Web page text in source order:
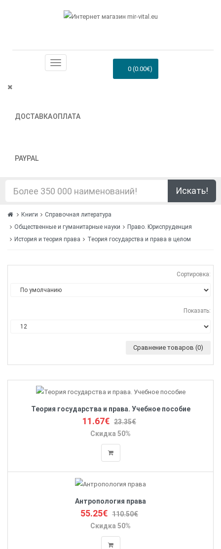
ДОСТАВКАОПЛАТА
PAYPAL
0 (0.00€)
Искать!
Книги
Справочная литература
Общественные и гуманитарные науки
Право. Юриспруденция
История и теория права
Теория государства и права в целом
Сортировка:
Показать:
Сравнение товаров (0)
Теория государства и права. Учебное пособие
11.67€ 23.35€
Скидка 50%
Антропология права
55.25€ 110.50€
Скидка 50%